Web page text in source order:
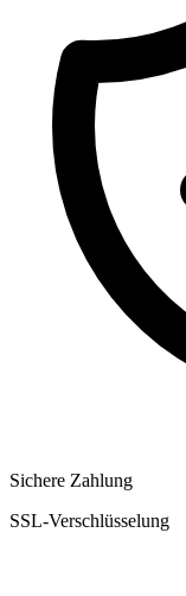
Sichere Zahlung
SSL-Verschlüsselung